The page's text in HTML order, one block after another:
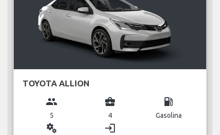
TOYOTA ALLION
group
5
business_center
4
local_gas_station
Gasolina
miscellaneous_services login